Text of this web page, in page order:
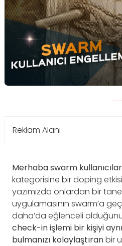
Reklam Alanı
Merhaba swarm
kategorisine bir doping
yazımızda onlardan bir
uygulamasının swarm’a
daha’da eğlenceli
check-in işlemi bir kişiyi
bulmanızı kolaylaştıranbir